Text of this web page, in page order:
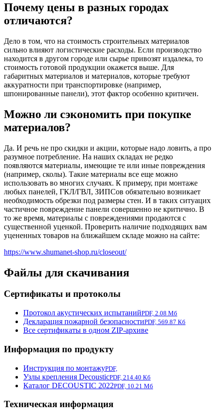
Почему цены в разных городах
отличаются?
Дело в том, что на стоимость строительных материалов
сильно влияют логистические расходы. Если производство
находится в другом городе или сырье привозят издалека, то
стоимость готовой продукции окажется выше. Для
габаритных материалов и материалов, которые требуют
аккуратности при транспортировке (например,
шпонированные панели), этот фактор особенно критичен.
Можно ли сэкономить при покупке
материалов?
Да. И речь не про скидки и акции, которые надо ловить, а про
разумное потребление. На наших складах не редко
появляются материалы, имеющие те или иные повреждения
(например, сколы). Такие материалы все еще можно
использовать во многих случаях. К примеру, при монтаже
любых панелей, ГКЛ/ГВЛ, ЗИПСов обязательно возникает
необходимость обрезки под размеры стен. И в таких ситуацих
частичное повреждение панели совершенно не критично. В
то же время, материалы с повреждениями продаются с
существенной уценкой. Проверить наличие подходящих вам
уцененных товаров на ближайшем складе можно на сайте:
https://www.shumanet-shop.ru/closeout/
Файлы для скачивания
Сертификаты и протоколы
Протокол акустических испытанийPDF, 2.08 Мб
Декларация пожарной безопасностиPDF, 569.87 Кб
Все сертификаты в одном ZIP-архиве
Информация по продукту
Инструкция по монтажуPDF,
Узлы крепления DecousticPDF, 214.40 Кб
Каталог DECOUSTIC 2022PDF, 10.21 Мб
Техническая информация